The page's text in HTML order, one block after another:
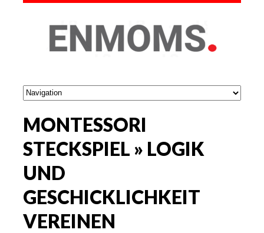
MONTESSORI
STECKSPIEL » LOGIK
UND
GESCHICKLICHKEIT
VEREINEN